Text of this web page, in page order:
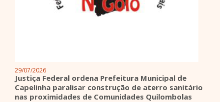
29/07/2026
Justiça Federal ordena Prefeitura Municipal de
Capelinha paralisar construção de aterro sanitário
nas proximidades de Comunidades Quilombolas